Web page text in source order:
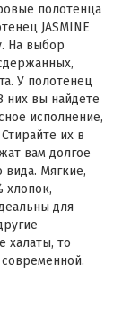
полотенца
JASMINE
На выбор
У полотенец
них вы найдете
исполнение,
их в
вам долгое
вида. Мягкие,
хлопок,
для
халаты, то